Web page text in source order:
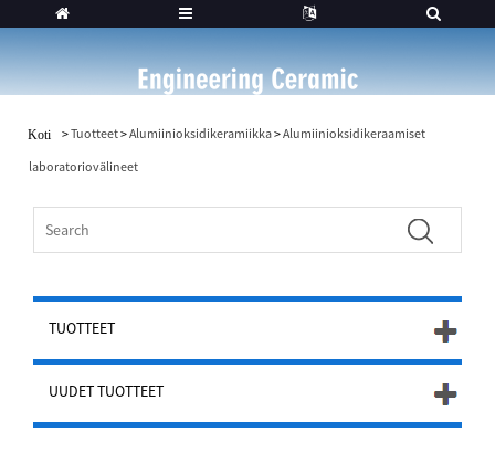
Koti >Tuotteet>Alumiinioksidikeramiikka>Alumiinioksidikeraamiset
laboratoriovälineet
TUOTTEET
UUDET TUOTTEET